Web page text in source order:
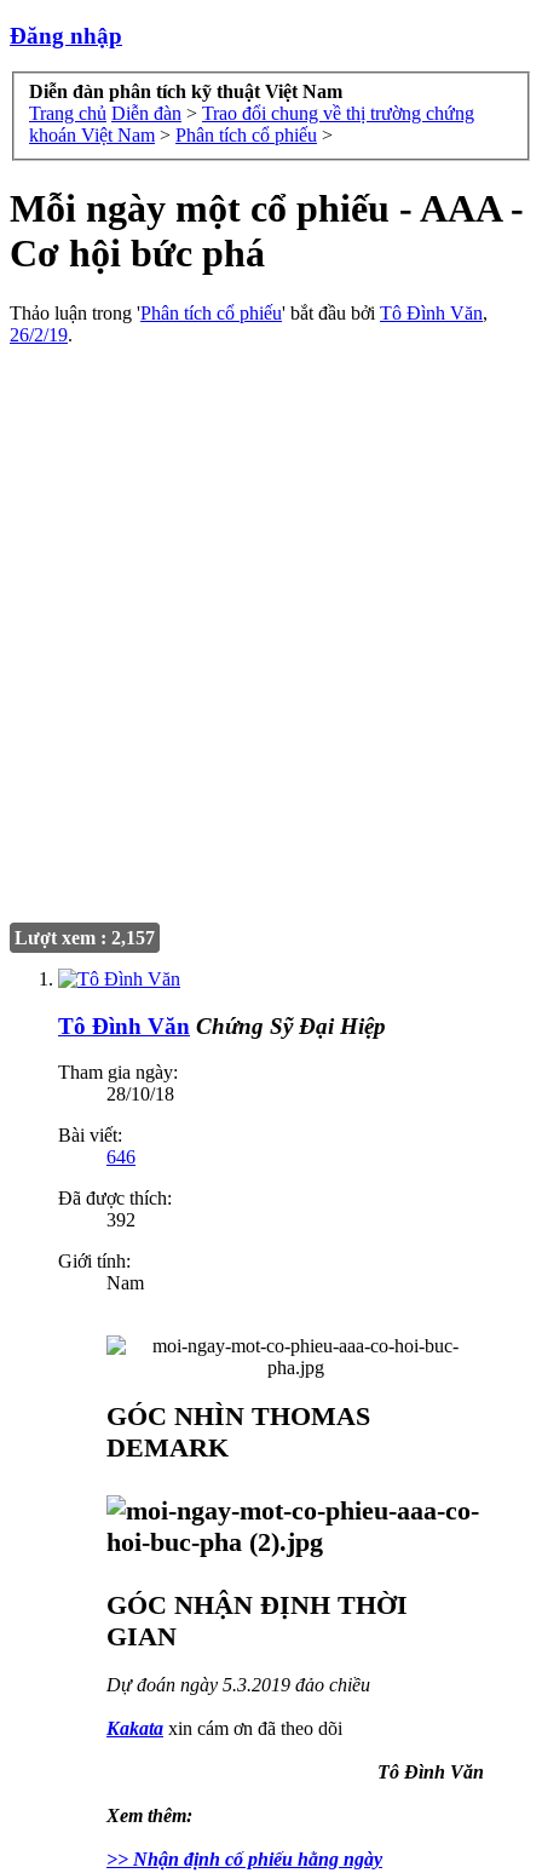
Đăng nhập
Diễn đàn phân tích kỹ thuật Việt Nam
Trang chủ Diễn đàn > Trao đổi chung về thị trường chứng
khoán Việt Nam > Phân tích cổ phiếu >
Mỗi ngày một cổ phiếu - AAA -
Cơ hội bức phá
Thảo luận trong 'Phân tích cổ phiếu' bắt đầu bởi Tô Đình Văn,
26/2/19.
Lượt xem : 2,157
Tô Đình Văn Chứng Sỹ Đại Hiệp
Tham gia ngày:
28/10/18
Bài viết:
646
Đã được thích:
392
Giới tính:
Nam
GÓC NHÌN THOMAS
DEMARK
GÓC NHẬN ĐỊNH THỜI
GIAN
Dự đoán ngày 5.3.2019 đảo chiều
Kakata xin cám ơn đã theo dõi
Tô Đình Văn
Xem thêm:
>> Nhận định cố phiếu hằng ngày